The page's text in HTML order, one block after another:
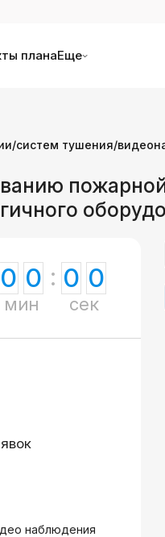
планаЕще
систем тушения/
0 0
мин
0 0
сек
наблюдения